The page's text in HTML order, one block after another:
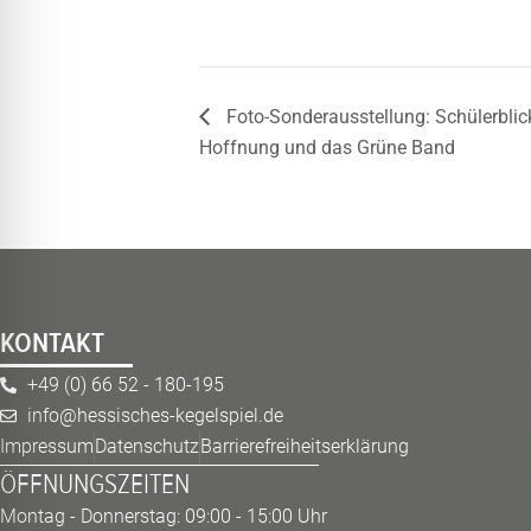
Foto-Sonderausstellung:
Hoffnung und das Grüne Band
KONTAKT
+49 (0) 66 52 - 180-195
info@hessisches-kegelspiel.de
Impressum DatenschutzBarrierefreiheitserklärung
ÖFFNUNGSZEITEN
Montag - Donnerstag: 09:00 - 15:00 Uhr